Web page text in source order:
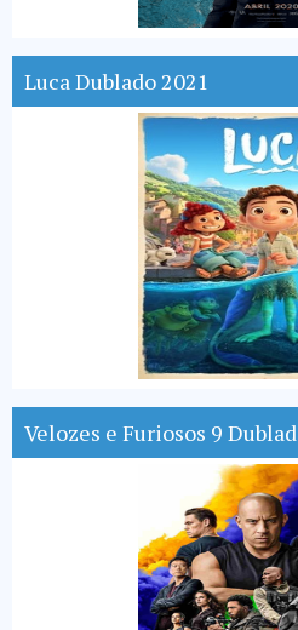
Luca Dublado 2021
Velozes e Furiosos 9